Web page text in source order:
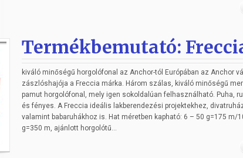
Termékbemutató:
kiváló minőségű horgolófonal az Anchor-tól Európában az Anchor
zászlóshajója a Freccia márka. Három szálas, kiváló minőségű
pamut horgolófonal, mely igen sokoldalúan felhasználható. Puha,
és fényes. A Freccia ideális lakberendezési projektekhez,
valamint babaruhákhoz is. Hat méretben kapható: 6 – 50 g=175 m/
g=350 m, ajánlott horgolótű...